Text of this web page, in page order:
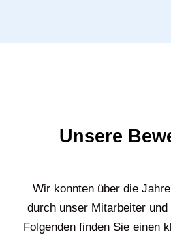
Unsere
Wir konnten über die
durch unser Mitarbeiter
Folgenden finden Sie einen